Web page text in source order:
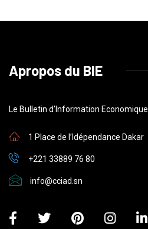
Apropos du BIE
Le Bulletin d’Information Economique
1 Place de l’Idépendance Dakar
+221 33889 76 80
info@cciad.sn